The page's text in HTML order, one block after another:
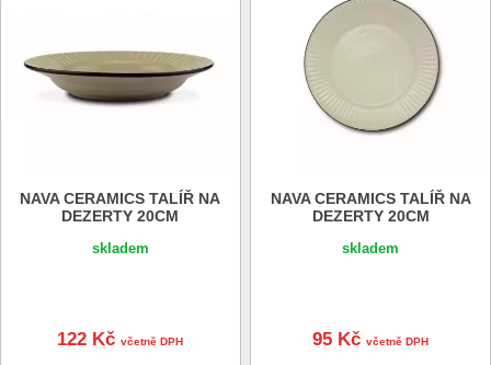
NAVA CERAMICS TALÍŘ NA
DEZERTY 20CM
skladem
122 Kčvčetně DPH
NAVA CERAMICS TALÍŘ NA
DEZERTY 20CM
skladem
95 Kčvčetně DPH